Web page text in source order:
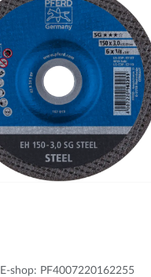
E-shop: PF4007220162255